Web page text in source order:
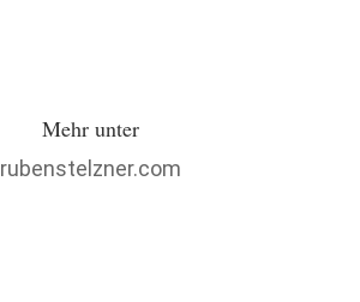
Mehr unter
rubenstelzner.com